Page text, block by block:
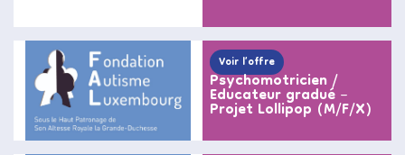
Voir l’offre
Psychomotricien /
Educateur gradué –
Projet Lollipop (M/F/X)